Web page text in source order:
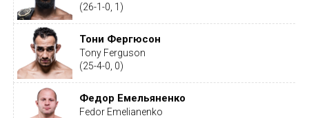
(26-1-0, 1)
Тони Фергюсон
Tony Ferguson
(25-4-0, 0)
Федор Емельяненко
Fedor Emelianenko